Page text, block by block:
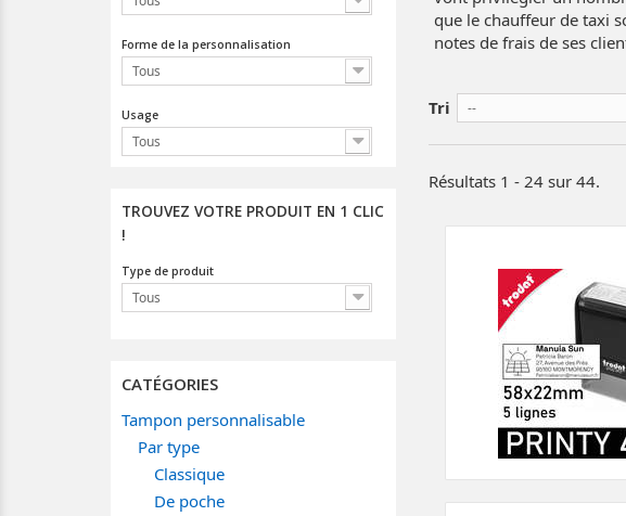
Forme de la personnalisation
Tous
Usage
Tous
TROUVEZ VOTRE PRODUIT EN 1 CLIC
!
Type de produit
Tous
CATÉGORIES
Tampon personnalisable
Par type
Classique
De poche
que le chauffeur de taxi
notes de frais de ses
Tri --
Résultats 1 - 24 sur 44.